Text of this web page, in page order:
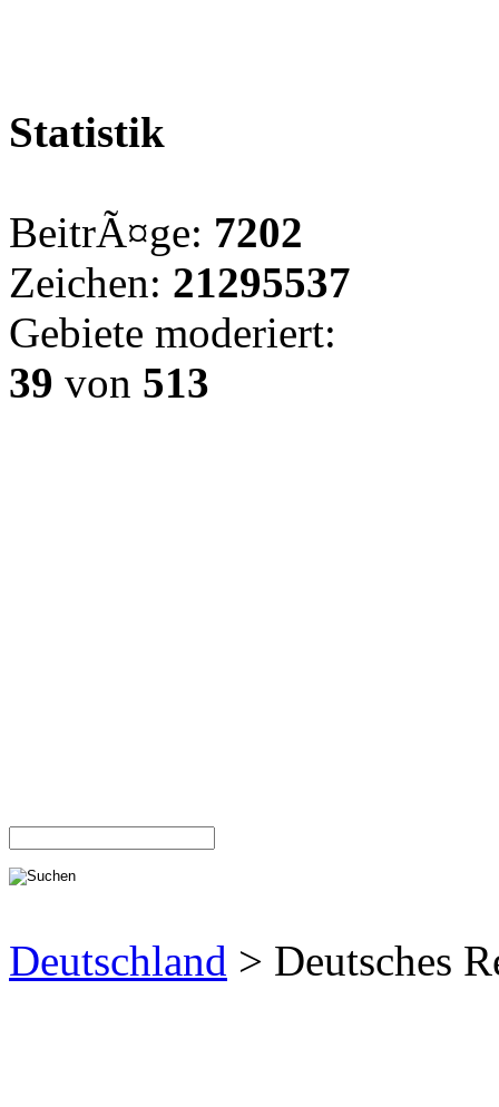
Statistik
BeitrÃ¤ge: 7202
Zeichen: 21295537
Gebiete moderiert:
39 von 513
Deutschland > Deutsches